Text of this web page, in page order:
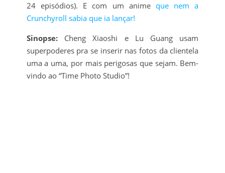
24 episódios). E com um anime que nem a
Crunchyroll sabia que ia lançar!
Sinopse: Cheng Xiaoshi e Lu Guang usam
superpoderes pra se inserir nas fotos da clientela
uma a uma, por mais perigosas que sejam. Bem-
vindo ao “Time Photo Studio”!